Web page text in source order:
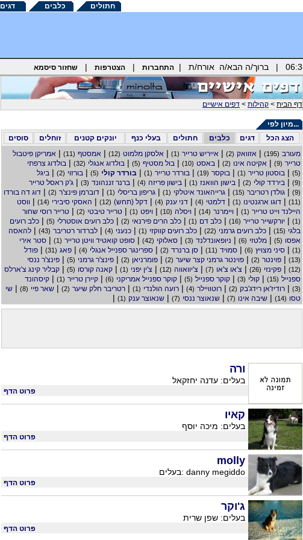
דגים כלבים חתולים
התחברות | הצטרפות | שחזור סיסמא
דף הבית > קהילות > דפים אישיים
...מיון לפי
סוסים
זוחלים יונקים קטנים בעלי כנף חתולים כלבים דגים
הצג הכל
מעורב (195)
| אזוואק (2)
| אייריש טרייר (1)
| אלסקן מלמוט (12)
| אמסטף (11)
| אמריקן פיטבול
טרייר (9)
| אקיטה אינו (2)
| באסט (10)
| בול מסטיף (5)
| בולדוג אנגלי (32)
| בולדוג צרפתי
(5)
| בוסטון טרייר (1)
| בוקסר (19)
| בורדר טרייר (1)
| בורדר קולי (5)
| בורזוי (2)
| ביגל
(9)
| בירדד קולי (2)
| בישון הוואנז (1)
| בישון פריזה (4)
| ברנר זננהונד (3)
| ג'ק ראסל טרייר
(9)
| גולדן רטריבר (15)
| גרייהאונד איטלקי (1)
| גריפון בריסלי (1)
| דוברמן פינצ'ר (2)
| דוג דה בורדו
(11)
| דוגו ארגנטינו (1)
| דלמטי (4)
| דני ענק (4)
| דקל (תחש) (12)
| האסקי סיבירי (14)
| ווסט
היילנד וייט טרייר (1)
| ויימרנר (14)
| ויסלה (10)
| ויפט (1)
| טרייר טיבטי (2)
| טרייר רוסי שחור
(1)
| יורקשייר טרייר (16)
| כלב דם (1)
| כלב הרים פירנאי (2)
| כלב רועים אוסטרלי (5)
| כלב רועים
בלגי (15)
| כלב רועים גרמני (22)
| כלב רועים קווקזי (1)
| כנעני (4)
| לברדור רטריבר (43)
| להאסה
אפסו (5)
| מלטזי (6)
| ניופאונדלנד (3)
| סאלוקי (42)
| סופט קואטיד וויטן טרייר (1)
| סטר אירי
(1)
| סיני מצויץ (6)
| סמויד (11)
| סן ברנרד (2)
| ספרינגר ספנייל אנגלי (4)
| פאג (31)
| פודל
(13)
| פוינטר (2)
| פוינטר גרמני קצר שיער (2)
| פומרניאן (2)
| פינצ'ר גרמני (5)
| פינצ'ר ננסי
(12)
| פקינזי (26)
| צ'או צ'או (7)
| צ'יוואווה (12)
| צ'ין יפני (1)
| קאנה קורסו (5)
| קבליר קינג צ'ארלס
ספנייל (15)
| קולי (3)
| קוקר ספנייל (5)
| קוקר ספנייל אמריקני (6)
| קיירן טרייר (1)
| קיסהונד
(3)
| רודיז'אן רידג'בק (2)
| רוטוויילר (4)
| רועה הולנדי (1)
| רטריבר חלק שיער (2)
| שאר פיי (8)
| שי
טסו (14)
| שיבה אינו (7)
| שנאוצר ננסי (7)
| שנאוצר ענק (1)
|
ורה
בעלים: עדנה יחזקאל
פרוט הדף
קאיו
בעלים: מיכה יוסף
פרוט הדף
molly
בעלים: danny megiddo
פרוט הדף
ג'וקר
בעלים: שפן שרית
פרוט הדף